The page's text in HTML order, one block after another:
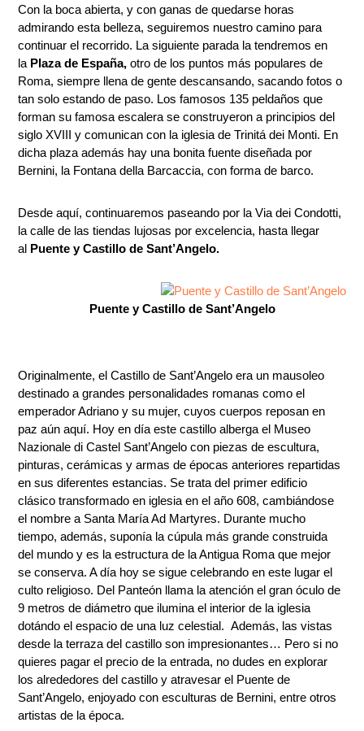
Con la boca abierta, y con ganas de quedarse horas
admirando esta belleza, seguiremos nuestro camino para
continuar el recorrido. La siguiente parada la tendremos en
la Plaza de España,otro de los puntos más populares de
Roma, siempre llena de gente descansando, sacando fotos o
tan solo estando de paso. Los famosos 135 peldaños que
forman su famosa escalera se construyeron a principios del
siglo XVIII y comunican con la iglesia de Trinitá dei Monti. En
dicha plaza además hay una bonita fuente diseñada por
Bernini, la Fontana della Barcaccia, con forma de barco.
Desde aquí, continuaremos paseando por la Via dei Condotti,
la calle de las tiendas lujosas por excelencia, hasta llegar
al Puente y Castillo de Sant’Angelo.
Puente y Castillo de Sant’Angelo
Originalmente, el Castillo de Sant’Angelo era un mausoleo
destinado a grandes personalidades romanas como el
emperador Adriano y su mujer, cuyos cuerpos reposan en
paz aún aquí. Hoy en día este castillo alberga el Museo
Nazionale di Castel Sant’Angelo con piezas de escultura,
pinturas, cerámicas y armas de épocas anteriores repartidas
en sus diferentes estancias. Se trata del primer edificio
clásico transformado en iglesia en el año 608, cambiándose
el nombre a Santa María Ad Martyres. Durante mucho
tiempo, además, suponía la cúpula más grande construida
del mundo y es la estructura de la Antigua Roma que mejor
se conserva. A día hoy se sigue celebrando en este lugar el
culto religioso. Del Panteón llama la atención el gran óculo de
9 metros de diámetro que ilumina el interior de la iglesia
dotándo el espacio de una luz celestial. Además, las vistas
desde la terraza del castillo son impresionantes… Pero si no
quieres pagar el precio de la entrada, no dudes en explorar
los alrededores del castillo y atravesar el Puente de
Sant’Angelo, enjoyado con esculturas de Bernini, entre otros
artistas de la época.